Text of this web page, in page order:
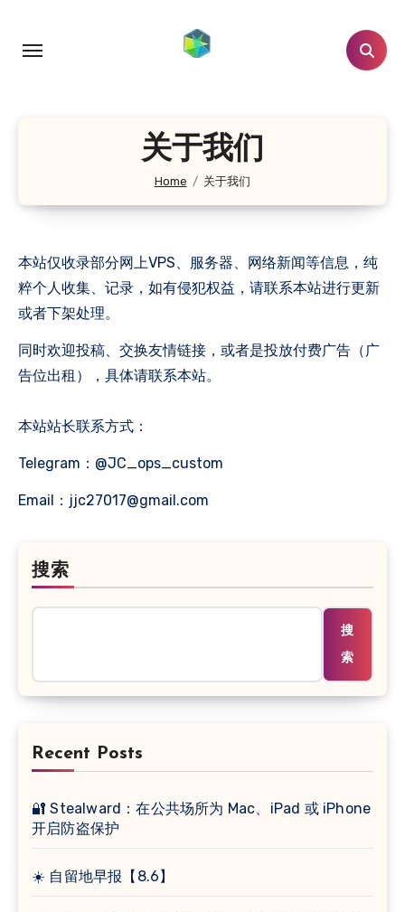
关于我们
Home 关于我们
本站仅收录部分网上VPS、服务器、网络新闻等信息，纯
粹个人收集、记录，如有侵犯权益，请联系本站进行更新
或者下架处理。
同时欢迎投稿、交换友情链接，或者是投放付费广告（广
告位出租），具体请联系本站。
本站站长联系方式：
Telegram：@JC_ops_custom
Email： jjc27017@gmail.com
搜索
搜
索
Recent Posts
🔐 Stealward：在公共场所为 Mac、iPad 或 iPhone
开启防盗保护
☀️ 自留地早报【8.6】